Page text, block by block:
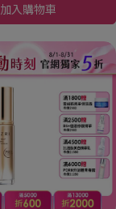
加入購物車